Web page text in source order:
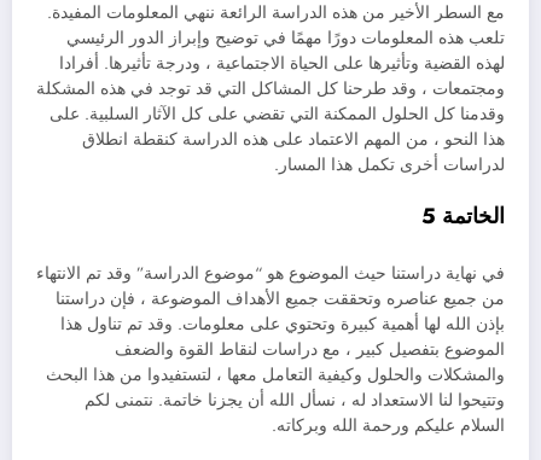
مع السطر الأخير من هذه الدراسة الرائعة ننهي المعلومات المفيدة.
تلعب هذه المعلومات دورًا مهمًا في توضيح وإبراز الدور الرئيسي
لهذه القضية وتأثيرها على الحياة الاجتماعية ، ودرجة تأثيرها. أفرادا
ومجتمعات ، وقد طرحنا كل المشاكل التي قد توجد في هذه المشكلة
وقدمنا ​​كل الحلول الممكنة التي تقضي على كل الآثار السلبية. على
هذا النحو ، من المهم الاعتماد على هذه الدراسة كنقطة انطلاق
لدراسات أخرى تكمل هذا المسار.
الخاتمة 5
في نهاية دراستنا حيث الموضوع هو “موضوع الدراسة” وقد تم الانتهاء
من جميع عناصره وتحققت جميع الأهداف الموضوعة ، فإن دراستنا
بإذن الله لها أهمية كبيرة وتحتوي على معلومات. وقد تم تناول هذا
الموضوع بتفصيل كبير ، مع دراسات لنقاط القوة والضعف
والمشكلات والحلول وكيفية التعامل معها ، لتستفيدوا من هذا البحث
وتتيحوا لنا الاستعداد له ، نسأل الله أن يجزنا خاتمة. نتمنى لكم
السلام عليكم ورحمة الله وبركاته.